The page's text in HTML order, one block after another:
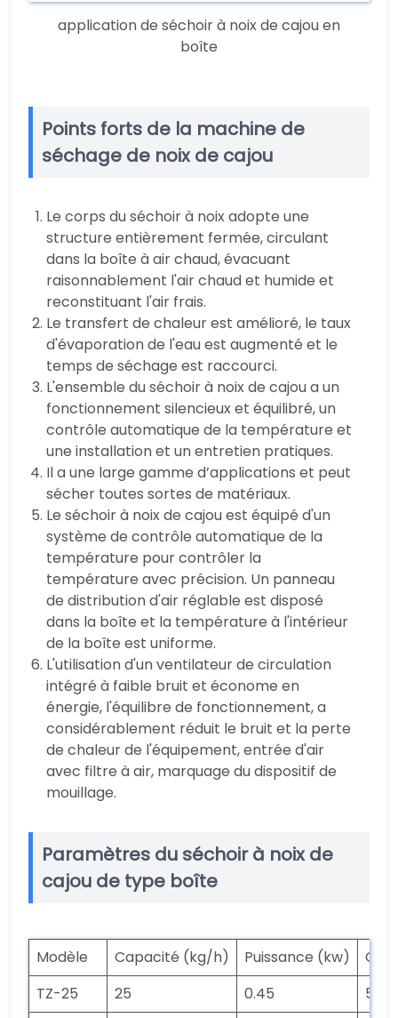
application de séchoir à noix de cajou en
boîte
Points forts de la machine de
séchage de noix de cajou
Le corps du séchoir à noix adopte une
structure entièrement fermée, circulant
dans la boîte à air chaud, évacuant
raisonnablement l'air chaud et humide et
reconstituant l'air frais.
Le transfert de chaleur est amélioré, le taux
d'évaporation de l'eau est augmenté et le
temps de séchage est raccourci.
L'ensemble du séchoir à noix de cajou a un
fonctionnement silencieux et équilibré, un
contrôle automatique de la température et
une installation et un entretien pratiques.
Il a une large gamme d’applications et peut
sécher toutes sortes de matériaux.
Le séchoir à noix de cajou est équipé d'un
système de contrôle automatique de la
température pour contrôler la
température avec précision. Un panneau
de distribution d'air réglable est disposé
dans la boîte et la température à l'intérieur
de la boîte est uniforme.
L'utilisation d'un ventilateur de circulation
intégré à faible bruit et économe en
énergie, l'équilibre de fonctionnement, a
considérablement réduit le bruit et la perte
de chaleur de l'équipement, entrée d'air
avec filtre à air, marquage du dispositif de
mouillage.
Paramètres du séchoir à noix de
cajou de type boîte
Modèle Capacité (kg/h) Puissance (kw)
TZ-25
25 0.45
5